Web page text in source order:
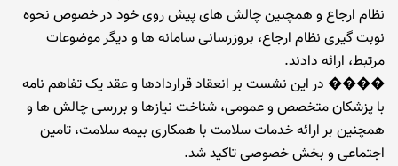
نظام ارجاع و همچنین چالش های پیش روی خود در خصوص نحوه
نوبت گیری نظام ارجاع، بروزرسانی سامانه ها و دیگر موضوعات
مرتبط، ارائه دادند.
���� در این نشست بر انعقاد قراردادها و عقد یک تفاهم نامه
با پزشکان متخصص و عمومی، شناخت نیازها و بررسی چالش ها و
همچنین بر ارائه خدمات سلامت با همکاری بیمه سلامت، تامین
اجتماعی و بخش خصوصی تاکید شد.